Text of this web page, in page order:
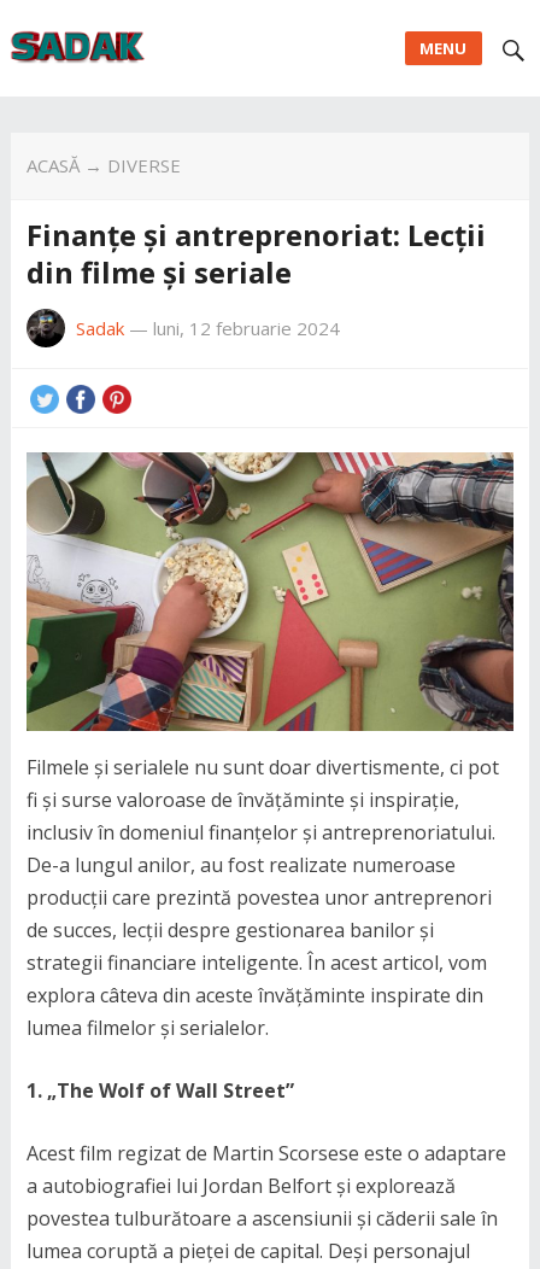
MENU
ACASĂ→ DIVERSE
Finanțe și antreprenoriat: Lecții
din filme și seriale
Sadak— luni, 12 februarie 2024
Filmele și serialele nu sunt doar divertismente, ci pot
fi și surse valoroase de învățăminte și inspirație,
inclusiv în domeniul finanțelor și antreprenoriatului.
De-a lungul anilor, au fost realizate numeroase
producții care prezintă povestea unor antreprenori
de succes, lecții despre gestionarea banilor și
strategii financiare inteligente. În acest articol, vom
explora câteva din aceste învățăminte inspirate din
lumea filmelor și serialelor.
1. „The Wolf of Wall Street”
Acest film regizat de Martin Scorsese este o adaptare
a autobiografiei lui Jordan Belfort și explorează
povestea tulburătoare a ascensiunii și căderii sale în
lumea coruptă a pieței de capital. Deși personajul